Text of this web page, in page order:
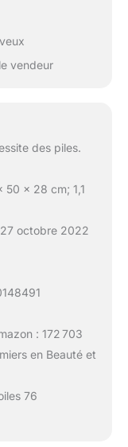
vendeur
des piles.
50 x 28 cm; 1,1
octobre 2022
: 172 703
en Beauté et
76